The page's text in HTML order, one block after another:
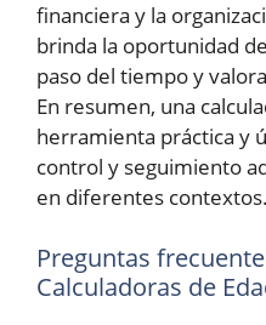
financiera y la
brinda la oportunidad
paso del tiempo y
En resumen, una
herramienta práctica y
control y seguimiento
en diferentes contextos.
Preguntas
Calculadoras de